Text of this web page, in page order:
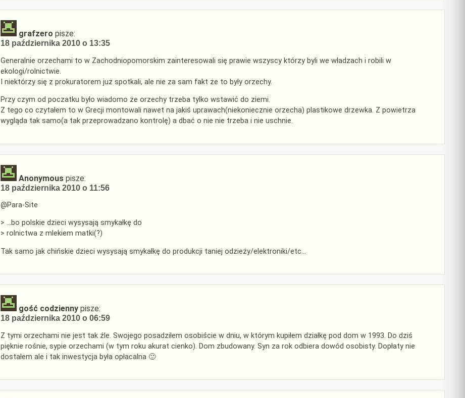
grafzero pisze:
18 października 2010 o 13:35
Generalnie orzechami to w Zachodniopomorskim zainteresowali się prawie wszyscy którzy byli we władzach i robili w
ekologi/rolnictwie.
I niektórzy się z prokuratorem już spotkali, ale nie za sam fakt że to były orzechy.
Przy czym od poczatku było wiadomo że orzechy trzeba tylko wstawić do ziemi.
Z tego co czytałem to w Grecji montowali nawet na jakiś uprawach(niekoniecznie orzecha) plastikowe drzewka. Z powietrza
wygląda tak samo(a tak przeprowadzano kontrolę) a dbać o nie nie trzeba i nie uschnie.
Anonymous pisze:
18 października 2010 o 11:56
@Para-Site
> …bo polskie dzieci wysysają smykałkę do
> rolnictwa z mlekiem matki(?)
Tak samo jak chińskie dzieci wysysają smykałkę do produkcji taniej odzieży/elektroniki/etc…
gość codzienny pisze:
18 października 2010 o 06:59
Z tymi orzechami nie jest tak źle. Swojego posadziłem osobiście w dniu, w którym kupiłem działkę pod dom w 1993. Do dziś
pięknie rośnie, sypie orzechami (w tym roku akurat cienko). Dom zbudowany. Syn za rok odbiera dowód osobisty. Dopłaty nie
dostałem ale i tak inwestycja była opłacalna 🙂